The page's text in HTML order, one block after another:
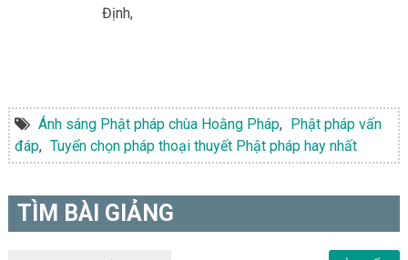
Định,
Ánh sáng Phật pháp chùa Hoằng Pháp, Phật pháp vấn
đáp, Tuyển chọn pháp thoại thuyết Phật pháp hay nhất
TÌM BÀI GIẢNG